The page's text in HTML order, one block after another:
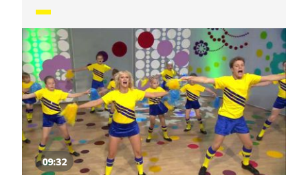
vás inspirovali a udělali z vás krále či královnu
každého tanečního parketu. Dneska si ukážeme,
jak to vypadá, když se tančí Tanec trampů.
09:32